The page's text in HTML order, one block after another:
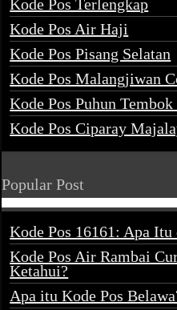
Kode Pos Terlengkap
Kode Pos Air Haji
Kode Pos Pisang Selatan
Kode Pos Malangjiwan
Kode Pos Puhun
Kode Pos Ciparay
Popular Post
Kode Pos 16161: Apa
Kode Pos Air Rambai
Ketahui?
Apa itu Kode Pos